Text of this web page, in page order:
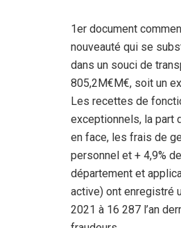
1er document
nouveauté qui se
dans un souci de
805,2M€M€, soit un
Les recettes de
exceptionnels, la part
en face, les frais de
personnel et + 4,9%
département et
active) ont enregistré
2021 à 16 287 l’an